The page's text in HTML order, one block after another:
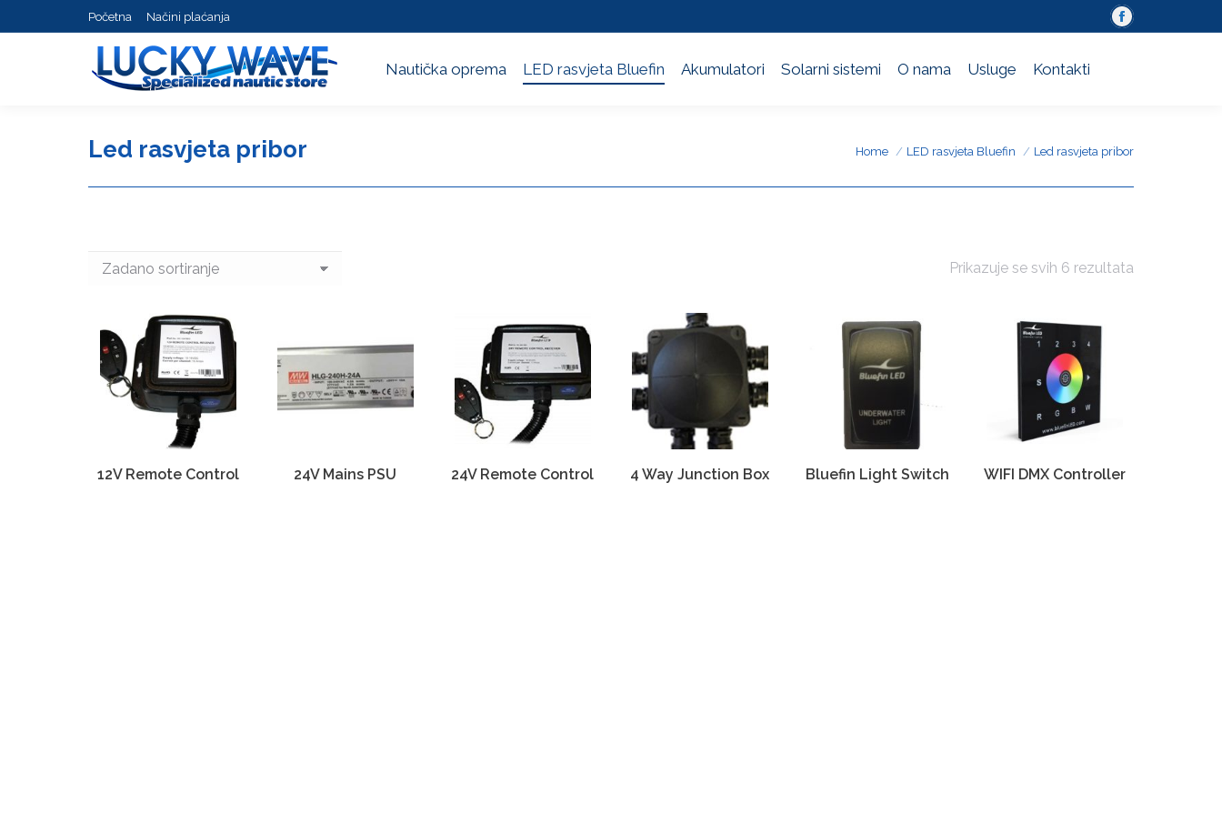
Početna Načini plaćanja
Facebook
Nautička oprema LED rasvjeta Bluefin Akumulatori Solarni sistemi O nama Usluge Kontakti
Led rasvjeta pribor You are here:
Home LED rasvjeta Bluefin Led rasvjeta pribor
Prikazuje se svih 6 rezultata
12V Remote Control 24V Mains PSU 24V Remote Control 4 Way Junction Box Bluefin Light Switch WIFI DMX Controller
Nautička oprema LED rasvjeta Bluefin Akumulatori Solarni sistemi O nama Usluge Kontakti